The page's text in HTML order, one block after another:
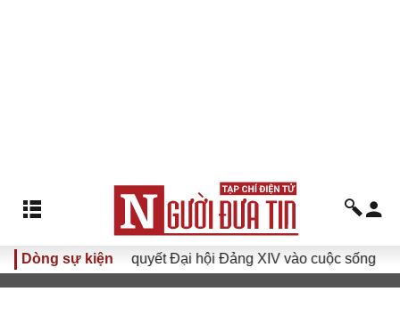
Dòng sự kiện
Đưa Nghị quyết Đại hội Đảng XIV vào cuộc sống